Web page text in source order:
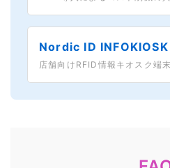
Nordic ID INFOKIOSK
店舗向けRFID情報キオスク端末